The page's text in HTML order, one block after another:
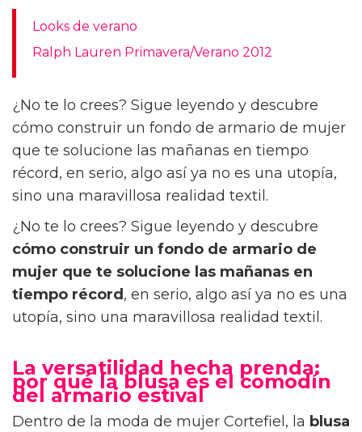
Looks de verano
Ralph Lauren Primavera/Verano 2012
¿No te lo crees? Sigue leyendo y descubre
cómo construir un fondo de armario de mujer
que te solucione las mañanas en tiempo
récord, en serio, algo así ya no es una utopía,
sino una maravillosa realidad textil.
¿No te lo crees? Sigue leyendo y descubre
cómo construir un fondo de armario de
mujer que te solucione las mañanas en
tiempo récord , en serio, algo así ya no es una
utopía, sino una maravillosa realidad textil.
La versatilidad hecha prenda:
por qué la blusa es el comodín
del armario estival
Dentro de la moda de mujer Cortefiel, la blusa